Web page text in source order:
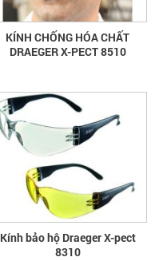
KÍNH CHỐNG HÓA CHẤT
DRAEGER X-PECT 8510
Kính bảo hộ Draeger X-pect
8310